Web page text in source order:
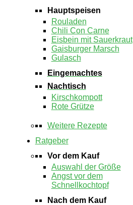
Hauptspeisen
Rouladen
Chili Con Carne
Eisbein mit Sauerkraut
Gaisburger Marsch
Gulasch
Eingemachtes
Nachtisch
Kirschkompott
Rote Grütze
Weitere Rezepte
Ratgeber
Vor dem Kauf
Auswahl der Größe
Angst vor dem
Schnellkochtopf
Nach dem Kauf